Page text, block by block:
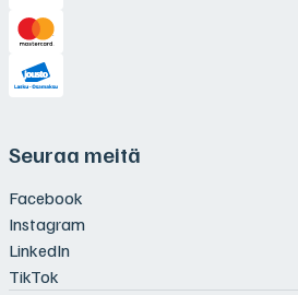
Seuraa meitä
Facebook
Instagram
LinkedIn
TikTok